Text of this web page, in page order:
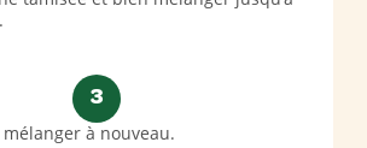
3
à nouveau.